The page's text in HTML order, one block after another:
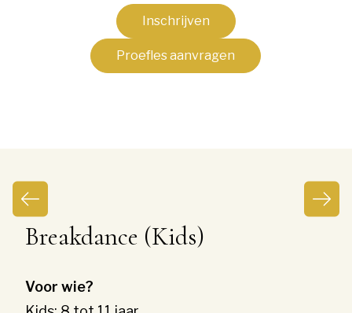
Inschrijven
Proefles aanvragen
Breakdance (Kids)
Voor wie?